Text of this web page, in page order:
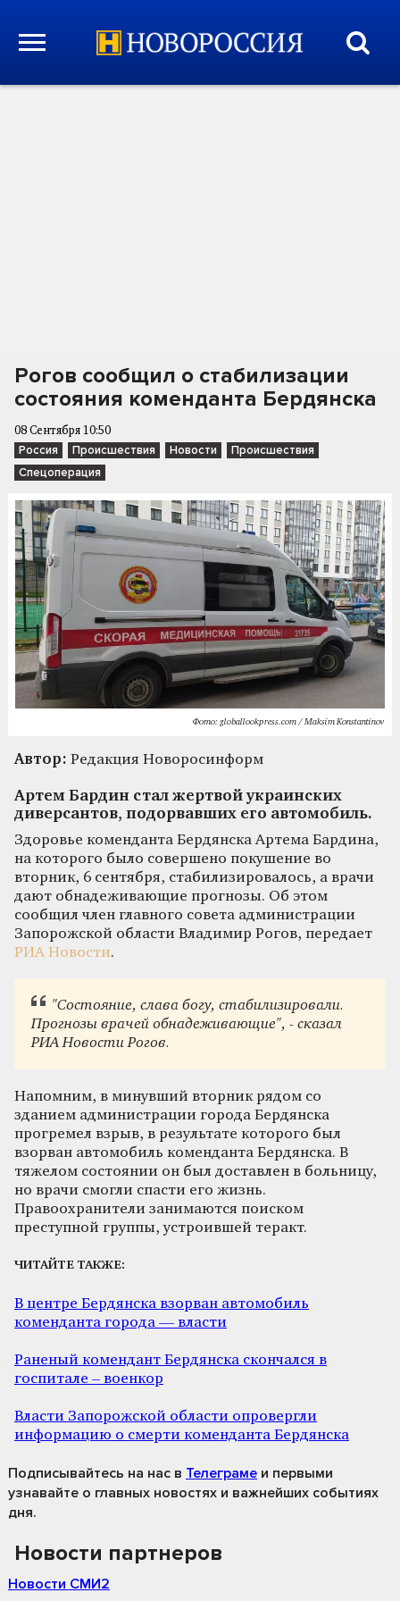
Рогов сообщил о стабилизации
состояния коменданта Бердянска
08 Сентября 10:50
Россия Происшествия Новости
Происшествия
Спецоперация
Фото: globallookpress.com / Maksim Konstantinov
Автор: Редакция Новоросинформ
Артем Бардин стал жертвой украинских
диверсантов, подорвавших его автомобиль.
Здоровье коменданта Бердянска Артема Бардина,
на которого было совершено покушение во
вторник, 6 сентября, стабилизировалось, а врачи
дают обнадеживающие прогнозы. Об этом
сообщил член главного совета администрации
Запорожской области Владимир Рогов, передает
РИА Новости.
"Состояние, слава богу, стабилизировали.
Прогнозы врачей обнадеживающие", - сказал
РИА Новости Рогов.
Напомним, в минувший вторник рядом со
зданием администрации города Бердянска
прогремел взрыв, в результате которого был
взорван автомобиль коменданта Бердянска. В
тяжелом состоянии он был доставлен в больницу,
но врачи смогли спасти его жизнь.
Правоохранители занимаются поиском
преступной группы, устроившей теракт.
ЧИТАЙТЕ ТАКЖЕ:
В центре Бердянска взорван автомобиль
коменданта города — власти
Раненый комендант Бердянска скончался в
госпитале – военкор
Власти Запорожской области опровергли
информацию о смерти коменданта Бердянска
Подписывайтесь на нас в Телеграме и первыми
узнавайте о главных новостях и важнейших событиях
дня.
Новости партнеров
Новости СМИ2